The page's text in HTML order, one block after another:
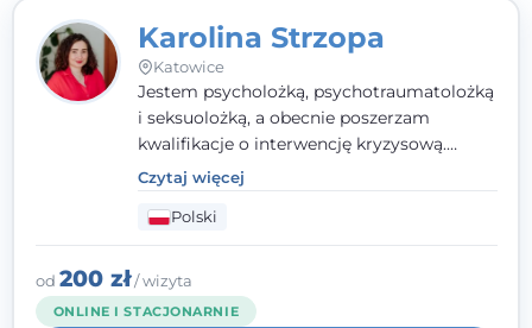
Karolina Strzopa
Katowice
Jestem psycholożką, psychotraumatolożką
i seksuolożką, a obecnie poszerzam
kwalifikacje o interwencję kryzysową.
Pracuję w nurcie terapii trzeciej fali, łącząc
metody o potwierdzonej skuteczności.
Towarzyszę młodzieży, dorosłym i parom w
radzeniu sobie z bolesnymi
doświadczeniami tak, by mogli żyć pełniej.
Czytaj więcej
Polski
od 200 zł/ wizyta
ONLINE I STACJONARNIE